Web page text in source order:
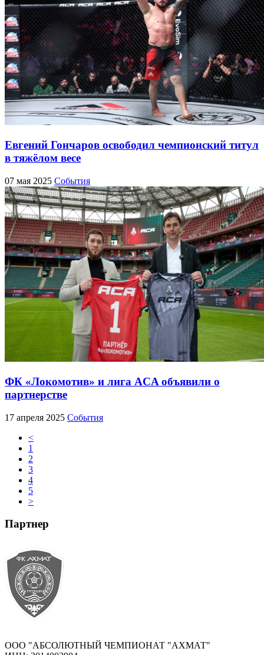
Евгений Гончаров освободил чемпионский титул
в тяжёлом весе
07 мая 2025 События
ФК «Локомотив» и лига ACA объявили о
партнерстве
17 апреля 2025 События
<
1
2
3
4
5
>
Партнер
ООО "АБСОЛЮТНЫЙ ЧЕМПИОНАТ "АХМАТ"